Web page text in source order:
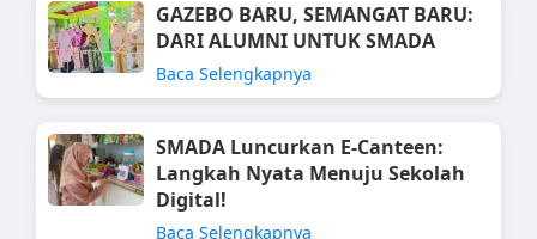
GAZEBO BARU, SEMANGAT BARU:
DARI ALUMNI UNTUK SMADA
Baca Selengkapnya
SMADA Luncurkan E-Canteen:
Langkah Nyata Menuju Sekolah
Digital!
Baca Selengkapnya